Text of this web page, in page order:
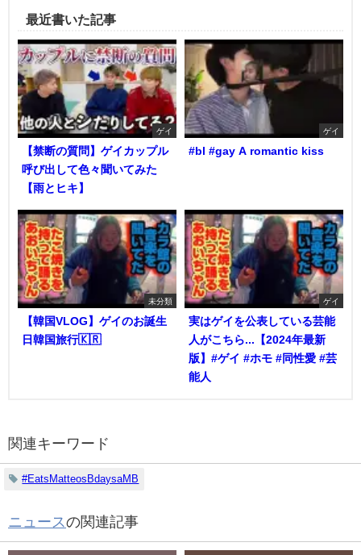
最近書いた記事
ゲイ
【禁断の質問】ゲイカップル
呼び出して色々聞いてみた
【雨とヒキ】
ゲイ
#bl #gay A romantic kiss
未分類
【韓国VLOG】ゲイのお誕生
日韓国旅行🇰🇷
ゲイ
実はゲイを公表している芸能
人がこちら...【2024年最新
版】#ゲイ #ホモ #同性愛 #芸
能人
関連キーワード
#EatsMatteosBdaysaMB
ニュース の関連記事